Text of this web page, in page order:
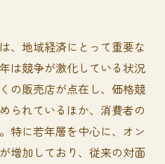
、地域経済にとって重要な
は競争が激化している状況
の販売店が点在し、価格競
られているほか、消費者の
特に若年層を中心に、オン
増加しており、従来の対面